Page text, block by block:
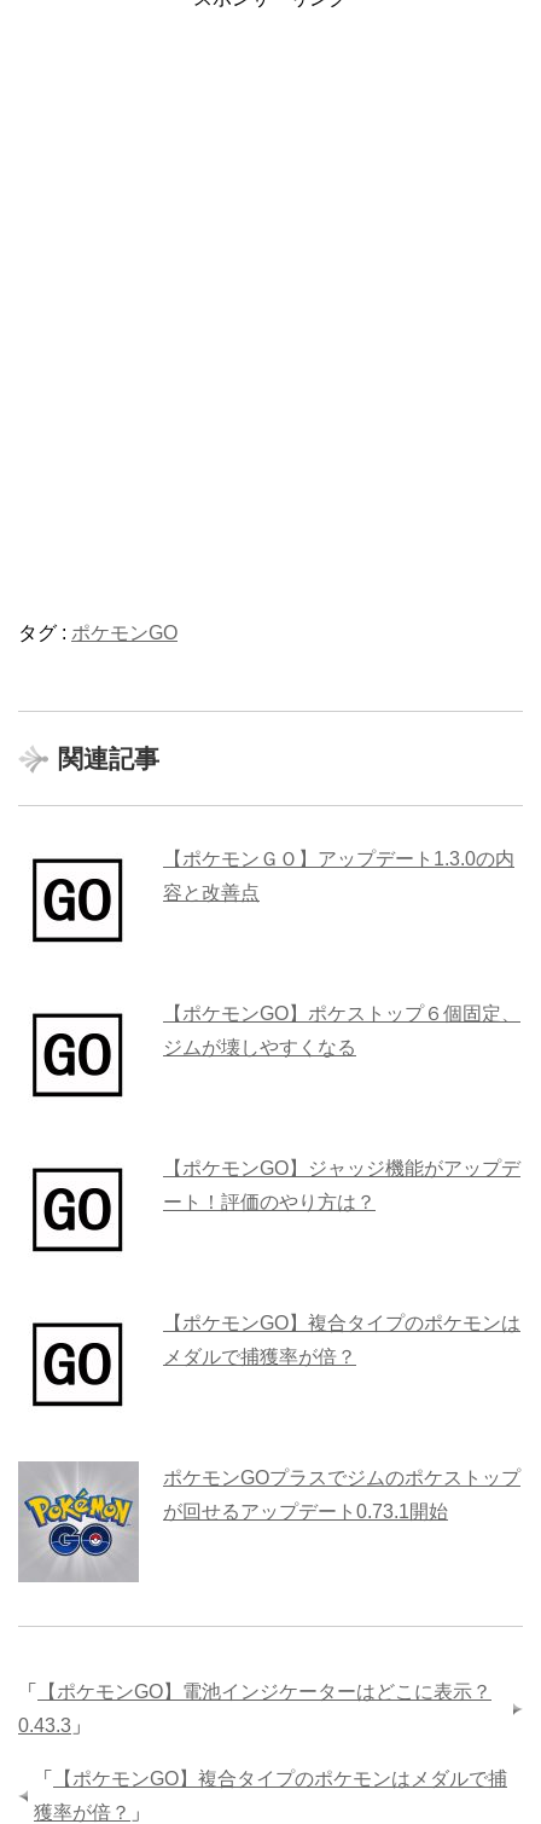
タグ : ポケモンGO
関連記事
【ポケモンＧＯ】アップデート1.3.0の内
容と改善点
【ポケモンGO】ポケストップ６個固定、
ジムが壊しやすくなる
【ポケモンGO】ジャッジ機能がアップデ
ート！評価のやり方は？
【ポケモンGO】複合タイプのポケモンは
メダルで捕獲率が倍？
ポケモンGOプラスでジムのポケストップ
が回せるアップデート0.73.1開始
「
【ポケモンGO】電池インジケーターはどこに表示？
0.43.3 」
「
【ポケモンGO】複合タイプのポケモンはメダルで捕
獲率が倍？ 」